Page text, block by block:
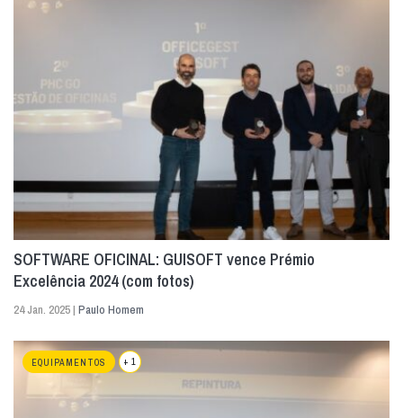
SOFTWARE OFICINAL: GUISOFT vence Prémio
Excelência 2024 (com fotos)
24 Jan. 2025 | Paulo Homem
EQUIPAMENTOS + 1